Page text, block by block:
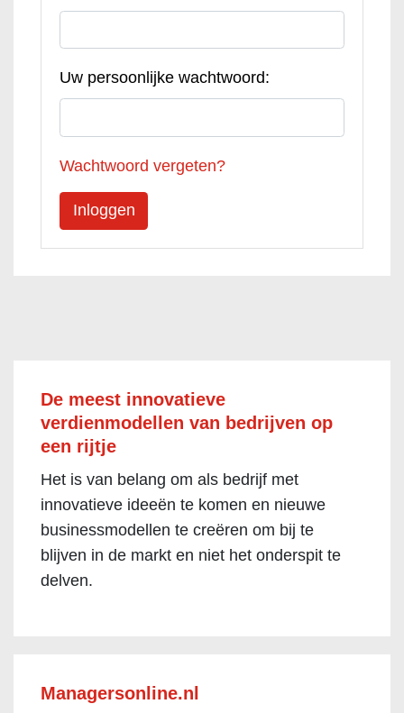
Uw persoonlijke wachtwoord:
Wachtwoord vergeten?
De meest innovatieve
verdienmodellen van bedrijven op
een rijtje
Het is van belang om als bedrijf met
innovatieve ideeën te komen en nieuwe
businessmodellen te creëren om bij te
blijven in de markt en niet het onderspit te
delven.
Managersonline.nl